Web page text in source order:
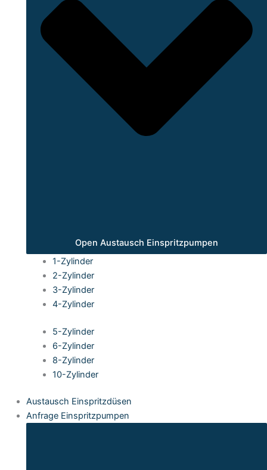
Open Austausch Einspritzpumpen
1-Zylinder
2-Zylinder
3-Zylinder
4-Zylinder
5-Zylinder
6-Zylinder
8-Zylinder
10-Zylinder
Austausch Einspritzdüsen
Anfrage Einspritzpumpen